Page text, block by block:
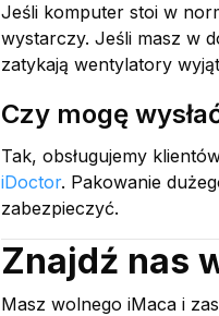
Jeśli komputer stoi w
wystarczy. Jeśli masz w
zatykają wentylatory
Czy mogę
Tak, obsługujemy
iDoctor. Pakowanie
zabezpieczyć.
Znajdź nas
Masz wolnego iMaca i